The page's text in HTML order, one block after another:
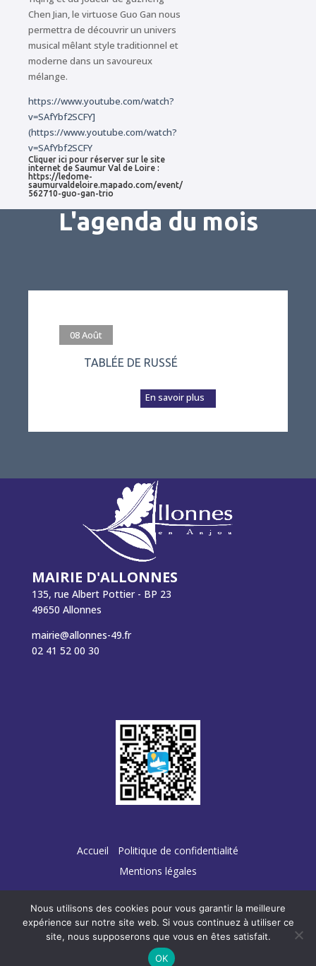
Chen Jian, le virtuose Guo Gan nous
permettra de découvrir un univers
musical mêlant style traditionnel et
moderne dans un savoureux
mélange.
https://www.youtube.com/watch?
v=SAfYbf2SCFY]
(https://www.youtube.com/watch?
v=SAfYbf2SCFY
Cliquer ici pour réserver sur le site
internet de Saumur Val de Loire :
https://ledome-
saumurvaldeloire.mapado.com/event/
562710-guo-gan-trio
L'agenda du mois
08Août
TABLÉE DE RUSSÉ
En savoir plus
MAIRIE D'ALLONNES
135, rue Albert Pottier - BP 23
49650 Allonnes
mairie@allonnes-49.fr
02 41 52 00 30
Accueil
Politique de confidentialité
Mentions légales
Conception :TERRE DE PIXELS
Nous utilisons des cookies pour vous garantir la meilleure
expérience sur notre site web. Si vous continuez à utiliser ce
site, nous supposerons que vous en êtes satisfait.
OK